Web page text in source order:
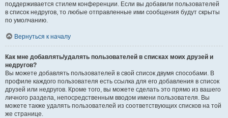
поддерживается стилем конференции. Если вы добавили пользователей
в список недругов, то любые отправленные ими сообщения будут скрыты
по умолчанию.
Вернуться к началу
Как мне добавлять/удалять пользователей в списках моих друзей и
недругов?
Вы можете добавлять пользователей в свой список двумя способами. В
профиле каждого пользователя есть ссылка для его добавления в список
друзей или недругов. Кроме того, вы можете сделать это прямо из вашего
личного раздела, непосредственным вводом имени пользователя. Вы
можете также удалять пользователей из соответствующих списков на той
же странице.